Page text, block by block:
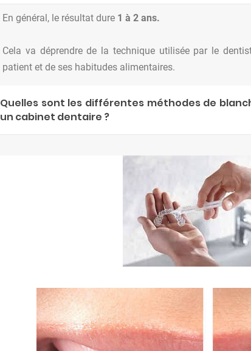
En général, le résultat dure 1 à 2 ans.
Cela va déprendre de la technique utilisée par le
patient et de ses habitudes alimentaires.
Quelles sont les différentes méthodes de
un cabinet dentaire ?